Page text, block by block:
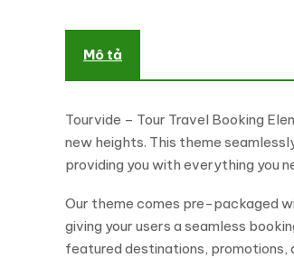
Mô tả
Tourvide – Tour Travel Booking
new heights. This theme
providing you with everything you
Our theme comes pre-packaged
giving your users a seamless
featured destinations,